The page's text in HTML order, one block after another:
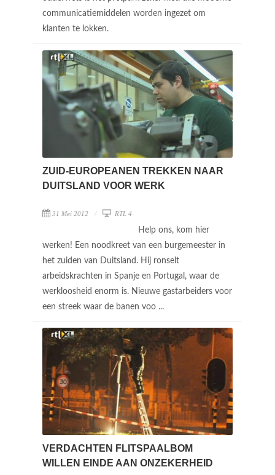
communicatiemiddelen worden ingezet om
klanten te lokken.
ZUID-EUROPEANEN TREKKEN NAAR
DUITSLAND VOOR WERK
31 Mei 2012 RTL 4
Help ons, kom hier
werken! Een noodkreet van een burgemeester in
het zuiden van Duitsland. Hij ronselt
arbeidskrachten in Spanje en Portugal, waar de
werkloosheid enorm is. Nieuwe gastarbeiders voor
een streek waar de banen voo ...
VERDACHTEN FLITSPAALBOM
WILLEN EINDE AAN ONZEKERHEID